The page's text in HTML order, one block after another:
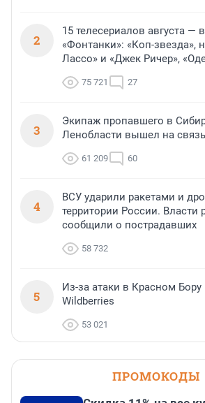
2
15 телесериалов августа —
«Фонтанки»: «Коп-звезда»,
Лассо» и «Джек Ричер»,
75 721 27
3
Экипаж пропавшего в
Ленобласти вышел на связь
61 209 60
4
ВСУ ударили ракетами и
территории России. Власти
сообщили о пострадавших
58 732
5
Из-за атаки в Красном Бору
Wildberries
53 021
ПРОМОКОДЫ